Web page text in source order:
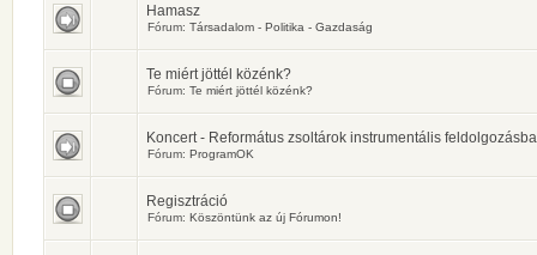
Hamasz
Fórum: Társadalom - Politika - Gazdaság
Te miért jöttél közénk?
Fórum: Te miért jöttél közénk?
Koncert - Református zsoltárok instrumentális
Fórum: ProgramOK
Regisztráció
Fórum: Köszöntünk az új Fórumon!